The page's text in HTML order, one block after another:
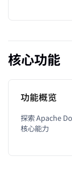
核心功能
功能概览
探索 Apache
核心能力